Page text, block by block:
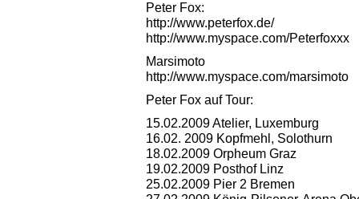
Peter Fox:
http://www.peterfox.de/
http://www.myspace.com/Peterfoxxx
Marsimoto
http://www.myspace.com/marsimoto
Peter Fox auf Tour:
15.02.2009 Atelier, Luxemburg
16.02. 2009 Kopfmehl, Solothurn
18.02.2009 Orpheum Graz
19.02.2009 Posthof Linz
25.02.2009 Pier 2 Bremen